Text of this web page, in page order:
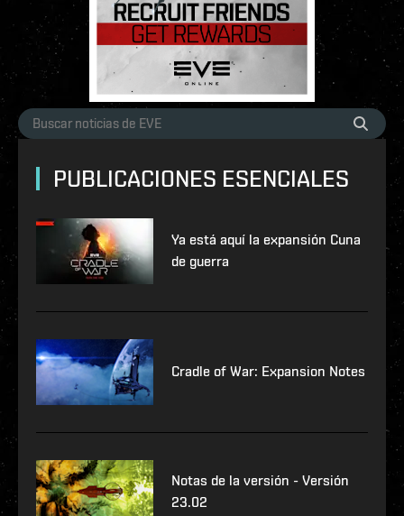
PUBLICACIONES ESENCIALES
Ya está aquí la expansión Cuna
de guerra
Cradle of War: Expansion Notes
Notas de la versión - Versión
23.02